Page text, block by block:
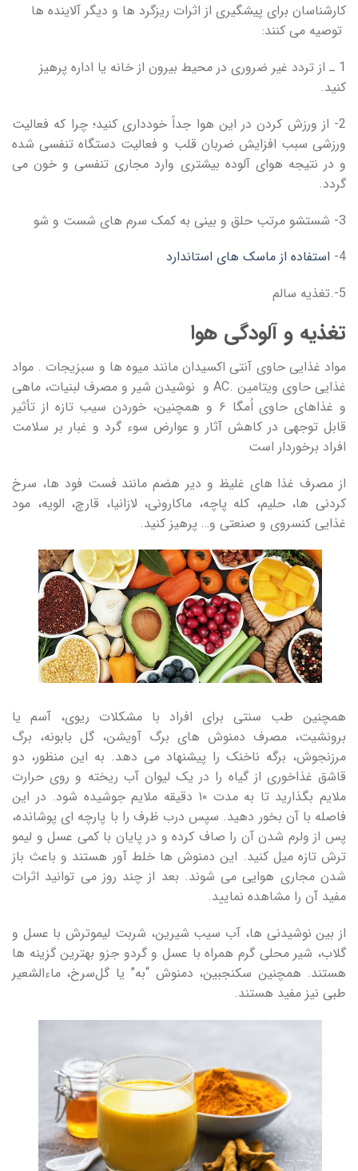
کارشناسان برای پیشگیری از اثرات ریزگرد ها و دیگر آلاینده ها
توصیه می کنند:
1 ـ از تردد غیر ضروری در محیط بیرون از خانه یا اداره پرهیز
کنید.
2- از ورزش کردن در این هوا جداً خودداری کنید؛ چرا که فعالیت
ورزشی سبب افزایش ضربان قلب و فعالیت دستگاه تنفسی شده
و در نتیجه هوای آلوده بیشتری وارد مجاری تنفسی و خون می
گردد.
3- شستشو مرتب حلق و بینی به کمک سرم‌ های شست ‌و شو
4- استفاده از ماسک ‌های استاندارد
5-.تغذیه سالم
تغذیه و آلودگی هوا
مواد غذایی حاوی آنتی اکسیدان مانند میوه‌ ها و سبزیجات . مواد
غذایی حاوی ویتامین .AC و نوشیدن شیر و مصرف لبنیات، ماهی
و غذاهای حاوی اُمگا ۶ و همچنین، خوردن سیب تازه از تأثیر
قابل توجهی در کاهش آثار و عوارض سوء گرد و غبار بر سلامت
افراد برخوردار است
از مصرف غذا های غلیظ و دیر هضم مانند فست ‌فود ها، سرخ‌
کردنی‌ ها، حلیم، کله ‌پاچه، ماکارونی، لازانیا، قارچ، الویه، مود
غذایی کنسروی و صنعتی و… پرهیز کنید.
همچنین طب سنتی برای افراد با مشکلات ریوی، آسم یا
برونشیت، مصرف دمنوش ‌های برگ آویشن، گل بابونه، برگ
مرزنجوش، برگه ناخنک را پیشنهاد می دهد. به این منظور، دو
قاشق غذاخوری از گیاه را در یک لیوان آب ریخته و روی حرارت
ملایم بگذارید تا به مدت ۱۰ دقیقه ملایم جوشیده شود. در این
فاصله با آن بخور دهید. سپس درب ظرف را با پارچه ای پوشانده،
پس از ولرم شدن آن را صاف کرده و در پایان با کمی عسل و لیمو
ترش تازه میل کنید. این دمنوش‌ ها خلط آور هستند و باعث باز
شدن مجاری هوایی می‌ شوند. بعد از چند روز می توانید اثرات
مفید آن را مشاهده نمایید.
از بین نوشیدنی ها، آب سیب شیرین، شربت لیموترش با عسل و
گلاب، شیر محلی گرم همراه با عسل و گردو جزو بهترین گزینه‌ ها
هستند. همچنین سکنجبین، دمنوش “به” یا گل‌سرخ، ماءالشعیر
طبی نیز مفید هستند.